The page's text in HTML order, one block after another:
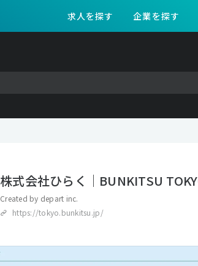
求人を探す 企業を探す
株式会社ひらく｜BUNKITSU
Created by depart inc.
https://tokyo.bunkitsu.jp/